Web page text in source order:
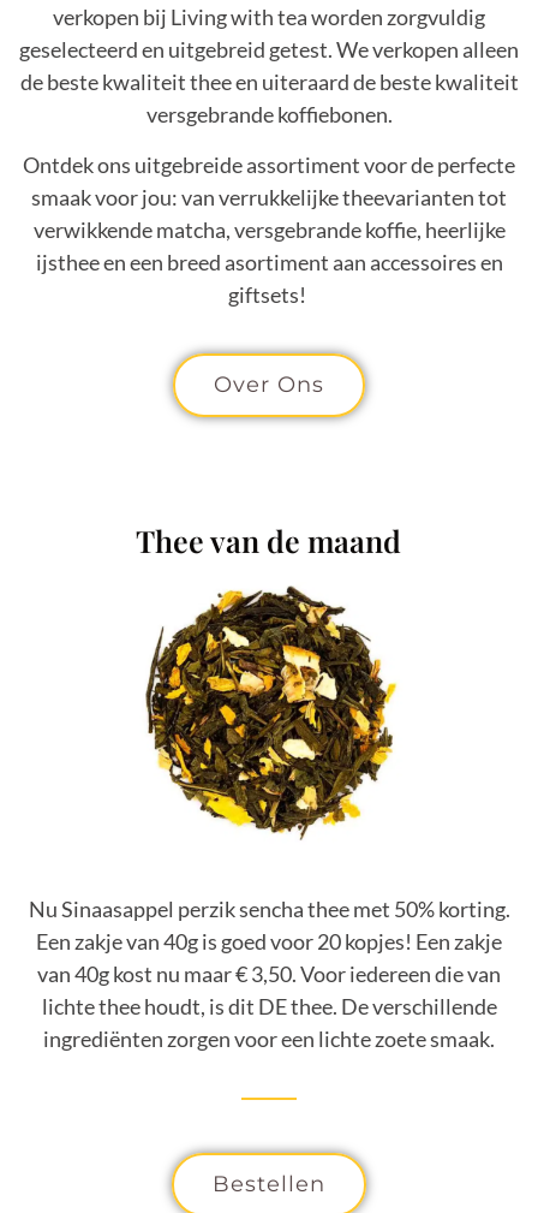
verkopen bij Living with tea worden zorgvuldig
geselecteerd en uitgebreid getest. We verkopen alleen
de beste kwaliteit thee en uiteraard de beste kwaliteit
versgebrande koffiebonen.
Ontdek ons uitgebreide assortiment voor de perfecte
smaak voor jou: van verrukkelijke theevarianten tot
verwikkende matcha, versgebrande koffie, heerlijke
ijsthee en een breed asortiment aan accessoires en
giftsets!
Over Ons
Thee van de maand
Nu Sinaasappel perzik sencha thee met 50% korting.
Een zakje van 40g is goed voor 20 kopjes! Een zakje
van 40g kost nu maar € 3,50.Voor iedereen die van
lichte thee houdt, is dit DE thee. De verschillende
ingrediënten zorgen voor een lichte zoete smaak.
Bestellen